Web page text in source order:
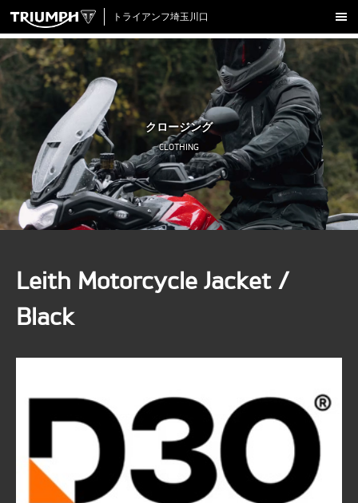
トライアンフ埼玉川口
新車在庫情報
試乗車一覧
認定中古車
アクセサリー
クロージング
アップデート
店舗情報
クロージング
CLOTHING
Leith Motorcycle Jacket /
Black